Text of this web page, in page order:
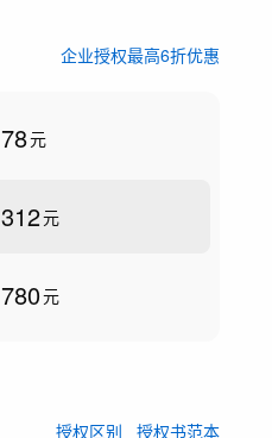
企业授权最高6折优惠
78元
312元
780元
授权区别 授权书范本